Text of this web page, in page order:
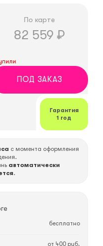
По карте
82 559 ₽
ПОД ЗАКАЗ
Гарантия
1 год
с момента оформления
автоматически
.
бесплатно
от 400 руб.